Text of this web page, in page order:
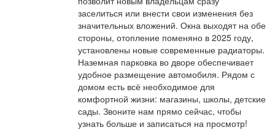
заселиться или внести свои изменения без
значительных вложений. Окна выходят на обе
стороны, отопление поменяно в 2025 году,
установлены новые современные радиаторы.
Наземная парковка во дворе обеспечивает
удобное размещение автомобиля. Рядом с
домом есть всё необходимое для
комфортной жизни: магазины, школы, детские
сады. Звоните нам прямо сейчас, чтобы
узнать больше и записаться на просмотр!